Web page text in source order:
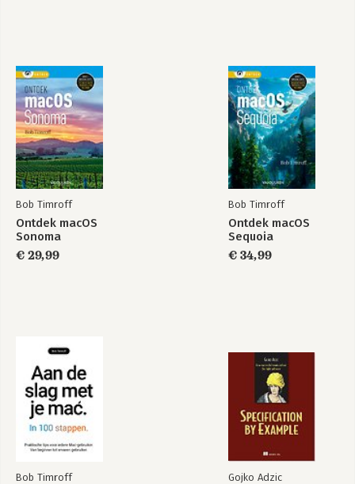
Ontdek macOS
Sequoia
Ontdek macOS
Sonoma
Bekijk alle boeken
Bob Timroff
Ontdek macOS
Sonoma
€ 29,99
Bob Timroff
Ontdek macOS
Sequoia
€ 34,99
Bob Timroff Gojko Adzic